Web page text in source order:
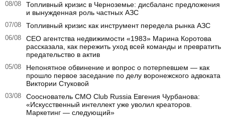
08/08
Топливный кризис в Черноземье: дисбаланс предложения
и вынужденная роль частных АЗС
07/08 Топливный кризис как инструмент передела рынка АЗС
06/08
CEO агентства недвижимости «1983» Марина Коротова
рассказала, как пережить уход всей команды и превратить
предательство в актив
05/08
Непонятное обвинение и вопрос о потерпевшем — как
прошло первое заседание по делу воронежского адвоката
Виктории Стуковой
03/08
Сооснователь CMO Club Russia Евгения Чурбанова:
«Искусственный интеллект уже уволил креаторов.
Маркетинг — следующий»